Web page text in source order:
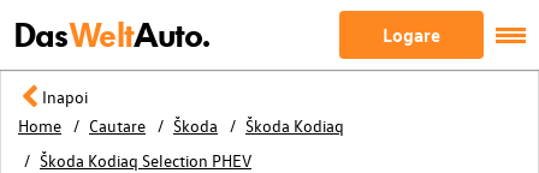
DasWeltAuto. Logare
Inapoi
Home
Cautare Škoda
Škoda Kodiaq
Škoda Kodiaq Selection PHEV